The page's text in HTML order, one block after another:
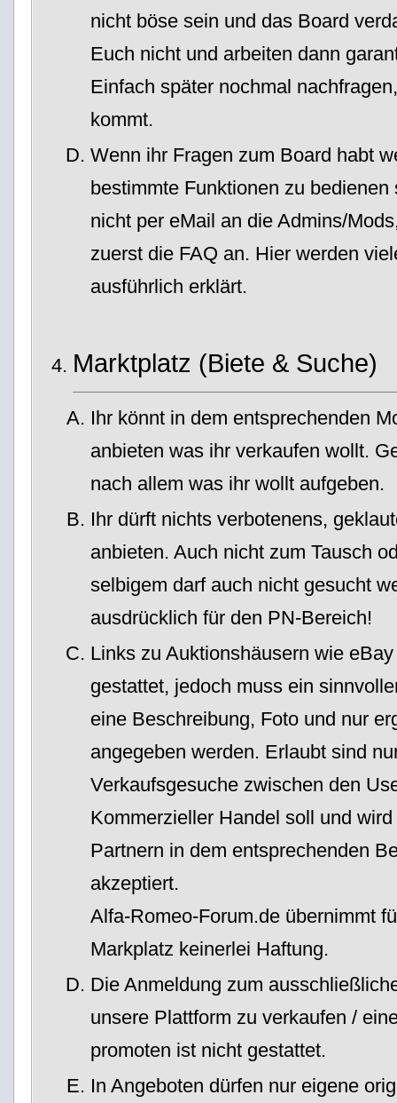
nicht böse sein und das Board
Euch nicht und arbeiten dann
Einfach später nochmal
kommt.
Wenn ihr Fragen zum Board habt
bestimmte Funktionen zu
nicht per eMail an die Admins/
zuerst die FAQ an. Hier werden
ausführlich erklärt.
Marktplatz (Biete & Suche)
Ihr könnt in dem entsprechenden
anbieten was ihr verkaufen wollt.
nach allem was ihr wollt aufgeben.
Ihr dürft nichts verbotenens,
anbieten. Auch nicht zum Tausch
selbigem darf auch nicht gesucht
ausdrücklich für den PN-Bereich!
Links zu Auktionshäusern wie
gestattet, jedoch muss ein
eine Beschreibung, Foto und nur
angegeben werden. Erlaubt sind
Verkaufsgesuche zwischen den
Kommerzieller Handel soll und
Partnern in dem entsprechenden
akzeptiert.
Alfa-Romeo-Forum.de übernimmt
Markplatz keinerlei Haftung.
Die Anmeldung zum
unsere Plattform zu verkaufen /
promoten ist nicht gestattet.
In Angeboten dürfen nur eigene